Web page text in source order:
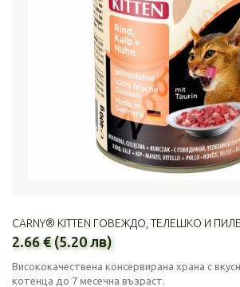
CARNY® KITTEN ГОВЕЖДО, ТЕЛЕШКО И
2.66 € (5.20 лв)
Висококачествена консервирана храна с
котенца до 7 месечна възраст.